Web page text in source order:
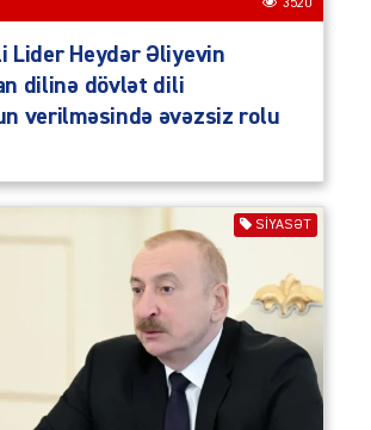
3520
Lider Heydər Əliyevin
dilinə dövlət dili
verilməsində əvəzsiz rolu
SIYASƏT